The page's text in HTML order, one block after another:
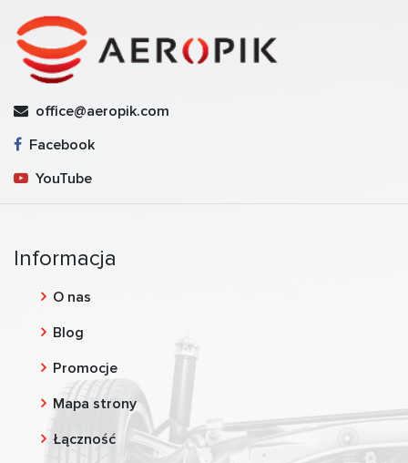
office@aeropik.com
Facebook
YouTube
Informacja
O nas
Blog
Promocje
Mapa strony
Łączność